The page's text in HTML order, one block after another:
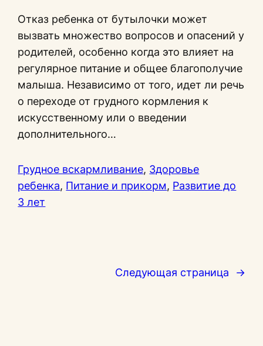
Отказ ребенка от бутылочки может
вызвать множество вопросов и опасений у
родителей, особенно когда это влияет на
регулярное питание и общее благополучие
малыша. Независимо от того, идет ли речь
о переходе от грудного кормления к
искусственному или о введении
дополнительного…
Грудное вскармливание, Здоровье
ребенка, Питание и прикорм, Развитие до
3 лет
Следующая страница →